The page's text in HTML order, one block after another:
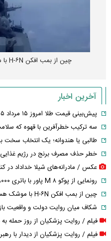
چین از بمب افکن H-۶N با موشک هسته‌ای رونمایی کرد
آخرین اخبار
پیش‌بینی قیمت طلا امروز ۱۵ مرداد ۱۴۰۵/ شوک به قیمت طلا
سه ترکیب خطرآفرین با قهوه که
طالبی یا هندوانه؛ یک انتخاب سخت
خطر حذف مصرف برنج در رژیم
عکس / مادرانه‌های شیلا خداداد در
رونمایی از پوکو M ۸ پاور با باتری ۸۰۰۰ میلی‌آمپرساعتی
چین از بمب افکن H-۶N با موشک هسته‌ای رونمایی کرد
شکاف میان روایت دولت و واقعیت
فیلم / روایت پزشکیان از روز حمله
فیلم / روایت پزشکیان از دیدار با